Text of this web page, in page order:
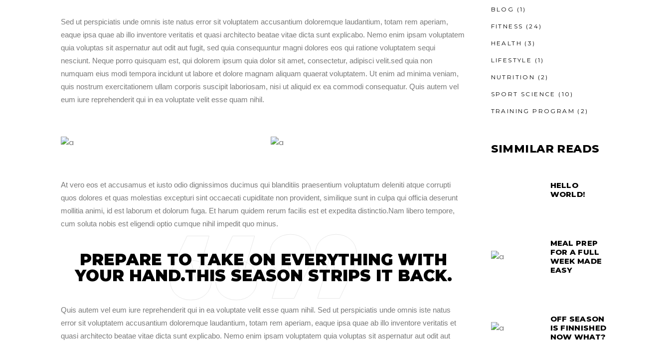
Sed ut perspiciatis unde omnis iste natus error sit voluptatem accusantium doloremque laudantium, totam rem aperiam,
eaque ipsa quae ab illo inventore veritatis et quasi architecto beatae vitae dicta sunt explicabo. Nemo enim ipsam voluptatem
quia voluptas sit aspernatur aut odit aut fugit, sed quia consequuntur magni dolores eos qui ratione voluptatem sequi
nesciunt. Neque porro quisquam est, qui dolorem ipsum quia dolor sit amet, consectetur, adipisci velit.sed quia non
numquam eius modi tempora incidunt ut labore et dolore magnam aliquam quaerat voluptatem. Ut enim ad minima veniam,
quis nostrum exercitationem ullam corporis suscipit laboriosam, nisi ut aliquid ex ea commodi consequatur. Quis autem vel
eum iure reprehenderit qui in ea voluptate velit esse quam nihil.
At vero eos et accusamus et iusto odio dignissimos ducimus qui blanditiis praesentium voluptatum deleniti atque corrupti
quos dolores et quas molestias excepturi sint occaecati cupiditate non provident, similique sunt in culpa qui officia deserunt
mollitia animi, id est laborum et dolorum fuga. Et harum quidem rerum facilis est et expedita distinctio.Nam libero tempore,
cum soluta nobis est eligendi optio cumque nihil impedit quo minus.
PREPARE TO TAKE ON EVERYTHING WITH
YOUR HAND.THIS SEASON STRIPS IT BACK.
Quis autem vel eum iure reprehenderit qui in ea voluptate velit esse quam nihil. Sed ut perspiciatis unde omnis iste natus
error sit voluptatem accusantium doloremque laudantium, totam rem aperiam, eaque ipsa quae ab illo inventore veritatis et
quasi architecto beatae vitae dicta sunt explicabo. Nemo enim ipsam voluptatem quia voluptas sit aspernatur aut odit aut
BLOG (1)
FITNESS (24)
HEALTH (3)
LIFESTYLE (1)
NUTRITION (2)
SPORT SCIENCE (10)
TRAINING PROGRAM (2)
SIMMILAR READS
HELLO
WORLD!
MEAL PREP
FOR A FULL
WEEK MADE
EASY
OFF SEASON
IS FINNISHED
NOW WHAT?